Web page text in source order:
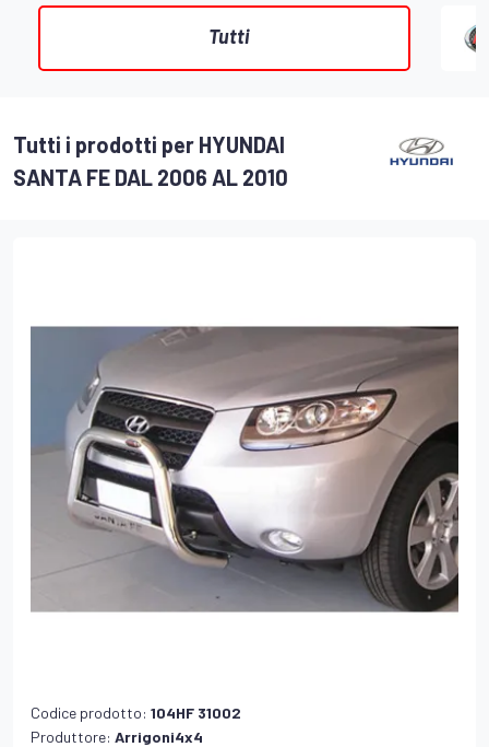
Tutti
Tutti i prodotti per HYUNDAI
SANTA FE DAL 2006 AL 2010
Codice prodotto: 104HF 31002
Produttore: Arrigoni4x4